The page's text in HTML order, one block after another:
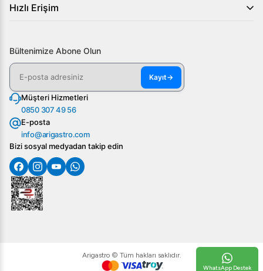
WhatsApp Destek
Hızlı Erişim
Bültenimize Abone Olun
Kayıt→
Müşteri Hizmetleri
0850 307 49 56
E-posta
info@arigastro.com
Bizi sosyal medyadan takip edin
Arigastro © Tüm hakları saklıdır.